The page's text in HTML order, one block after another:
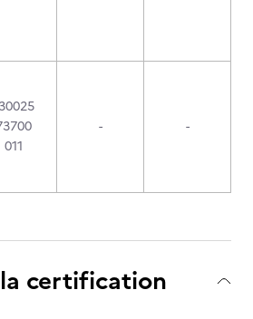
011
- -
certification